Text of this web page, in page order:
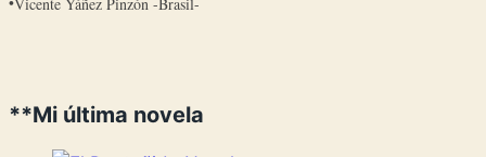
**Mi última novela